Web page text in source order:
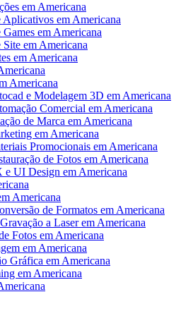
em Americana
Aplicativos em Americana
em Americana
em Americana
em Americana
Americana
e Modelagem 3D em Americana
Comercial em Americana
de Marca em Americana
em Americana
Promocionais em Americana
de Fotos em Americana
e UI Design em Americana
Americana
de Formatos em Americana
a Laser em Americana
Fotos em Americana
em Americana
Gráfica em Americana
em Americana